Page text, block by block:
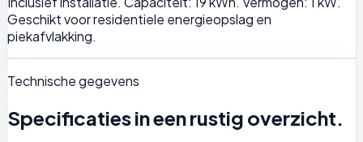
Geschikt voor residentiele energieopslag en
piekafvlakking.
Technische gegevens
Specificaties in een rustig overzicht.